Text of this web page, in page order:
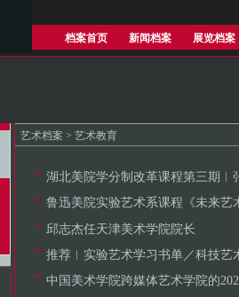
档案首页 新闻档案 展览档案
艺术档案 > 艺术教育
湖北美院学分制改革课程第三期︱张海涛《
鲁迅美院实验艺术系课程《未来艺
邱志杰任天津美术学院院长
推荐︱实验艺术学习书单／科技艺
中国美术学院跨媒体艺术学院的